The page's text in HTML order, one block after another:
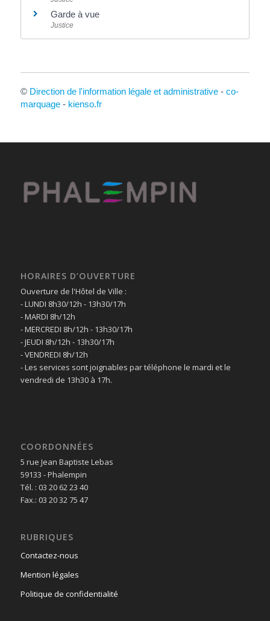
Garde à vue
Justice
© Direction de l'information légale et administrative- co-
marquage- kienso.fr
HORAIRES D’OUVERTURE
Ouverture de l'Hôtel de Ville :
- LUNDI 8h30/12h - 13h30/17h
- MARDI 8h/12h
- MERCREDI 8h/12h - 13h30/17h
- JEUDI 8h/12h - 13h30/17h
- VENDREDI 8h/12h
- Les services sont joignables par téléphone le mardi et le
vendredi de 13h30 à 17h.
COORDONNÉES
5 rue Jean Baptiste Lebas
59133 - Phalempin
Tél. : 03 20 62 23 40
Fax.: 03 20 32 75 47
RUBRIQUES
Contactez-nous
Mention légales
Politique de confidentialité